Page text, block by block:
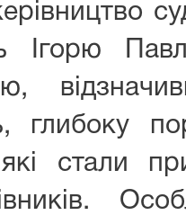
Ігорю
глибоку
які стали